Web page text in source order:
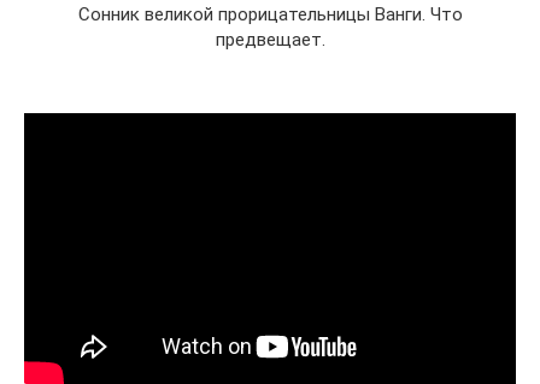
Сонник великой прорицательницы Ванги. Что
предвещает.